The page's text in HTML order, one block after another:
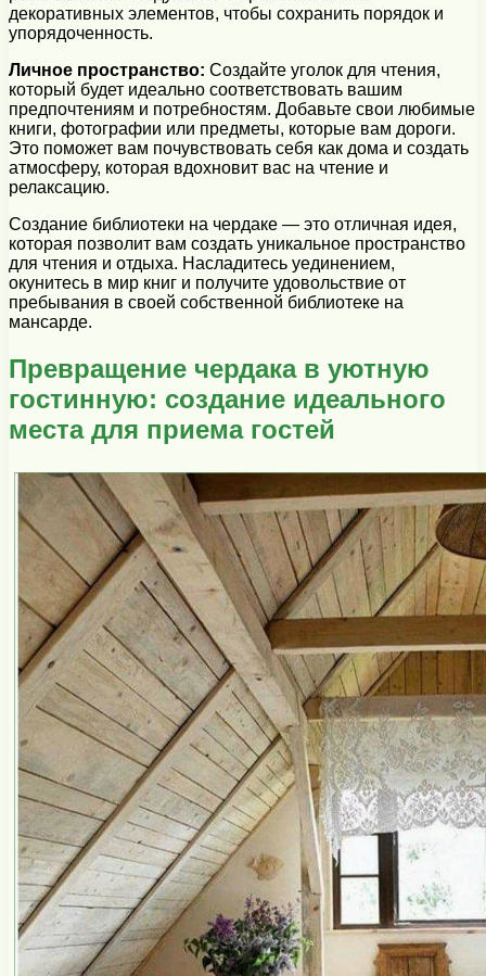
декоративных элементов, чтобы сохранить порядок и
упорядоченность.
Личное пространство: Создайте уголок для чтения,
который будет идеально соответствовать вашим
предпочтениям и потребностям. Добавьте свои любимые
книги, фотографии или предметы, которые вам дороги.
Это поможет вам почувствовать себя как дома и создать
атмосферу, которая вдохновит вас на чтение и
релаксацию.
Создание библиотеки на чердаке — это отличная идея,
которая позволит вам создать уникальное пространство
для чтения и отдыха. Насладитесь уединением,
окунитесь в мир книг и получите удовольствие от
пребывания в своей собственной библиотеке на
мансарде.
Превращение чердака в уютную
гостинную: создание идеального
места для приема гостей